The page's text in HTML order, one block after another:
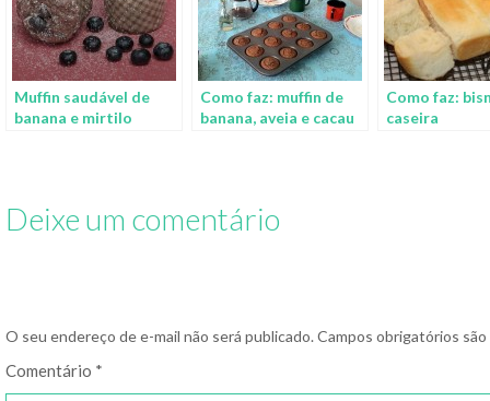
Muffin saudável de
banana e mirtilo
Como faz: muffin de
banana, aveia e cacau
Como faz:
caseira
Deixe um comentário
O seu endereço de e-mail não será publicado. Campos obrigatórios
Comentário *